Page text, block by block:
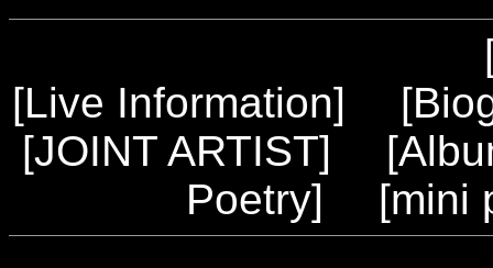
[Live Information] [
[JOINT ARTIST] [
Poetry] [mini